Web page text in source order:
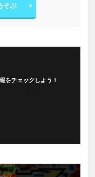
そぶ
をチェックしよう！